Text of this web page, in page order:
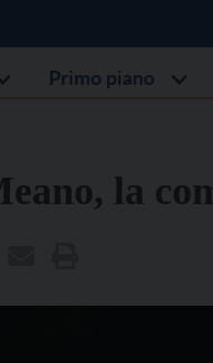
Primo piano
la